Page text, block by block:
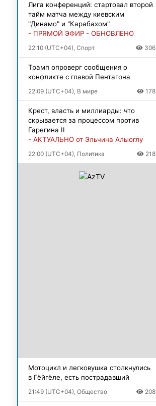
Лига конференций: стартовал второй
тайм матча между киевским
"Динамо" и "Карабахом"
- ПРЯМОЙ ЭФИР - ОБНОВЛЕНО
22:10 (UTC+04), Спорт 306
Трамп опроверг сообщения о
конфликте с главой Пентагона
22:09 (UTC+04), В мире 178
Крест, власть и миллиарды: что
скрывается за процессом против
Гарегина II
- АКТУАЛЬНО от Эльчина Алыоглу
22:00 (UTC+04), Политика 218
Мотоцикл и легковушка столкнулись
в Гёйгёле, есть пострадавший
21:49 (UTC+04), Общество 208